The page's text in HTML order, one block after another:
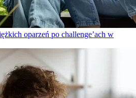
oparzeń po challenge’ach w